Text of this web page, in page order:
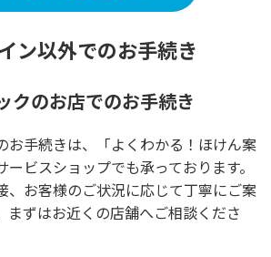
ン以外でのお手続き
クのお店でのお手続き
お手続きは、「よくわかる！ほけん案
ビスショップでも承っております。
、お客様のご状況に応じて丁寧にご案
まずはお近くの店舗へご相談くださ